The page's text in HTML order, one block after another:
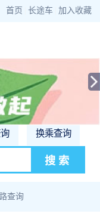
首页 长途车 加入收藏
换乘查询
查询